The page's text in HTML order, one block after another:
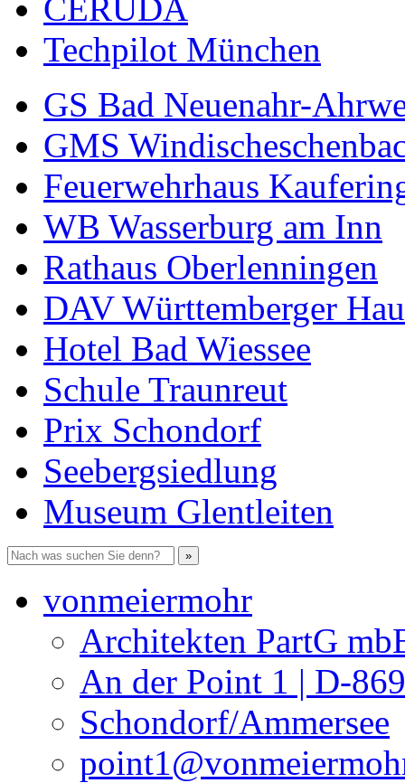
CERUDA
Techpilot München
GS Bad Neuenahr-
GMS
Feuerwehrhaus
WB Wasserburg am Inn
Rathaus Oberlenningen
DAV Württemberger
Hotel Bad Wiessee
Schule Traunreut
Prix Schondorf
Seebergsiedlung
Museum Glentleiten
vonmeiermohr
Architekten PartG
An der Point 1 | D-
Schondorf/Ammersee